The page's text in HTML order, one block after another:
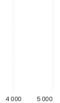
4 000 5 000